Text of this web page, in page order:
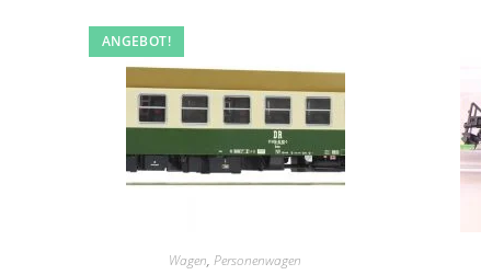
ANGEBOT!
Wagen, Personenwagen